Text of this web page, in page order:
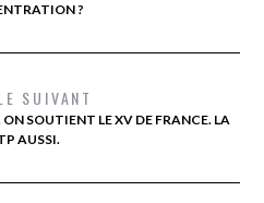
?
SUIVANT
SOUTIENT LE XV DE FRANCE. LA
AUSSI.